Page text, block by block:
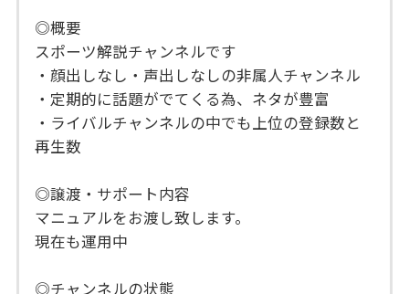
◎概要
スポーツ解説チャンネルです
・顔出しなし・声出しなしの非属人チャンネル
・定期的に話題がでてくる為、ネタが豊富
・ライバルチャンネルの中でも上位の登録数と
再生数
◎譲渡・サポート内容
マニュアルをお渡し致します。
現在も運用中
◎チャンネルの状態